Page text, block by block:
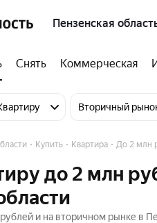
Пензенская
Снять Коммерческая
Вторичный
Купить Квартира До 2 млн
до 2 млн
и на вторичном рынке в